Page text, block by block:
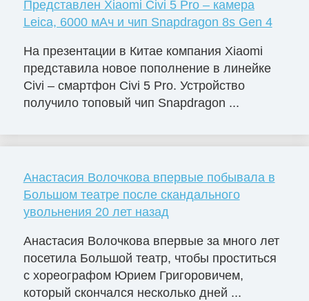
Представлен Xiaomi Civi 5 Pro – камера
Leica, 6000 мАч и чип Snapdragon 8s Gen 4
На презентации в Китае компания Xiaomi
представила новое пополнение в линейке
Civi – смартфон Civi 5 Pro. Устройство
получило топовый чип Snapdragon ...
Анастасия Волочкова впервые побывала в
Большом театре после скандального
увольнения 20 лет назад
Анастасия Волочкова впервые за много лет
посетила Большой театр, чтобы проститься
с хореографом Юрием Григоровичем,
который скончался несколько дней ...